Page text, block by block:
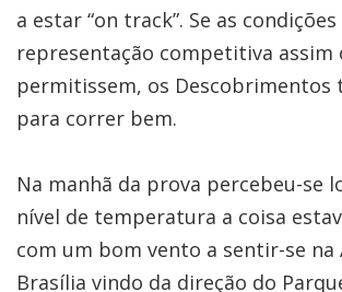
a estar “on track”. Se as condições
representação competitiva assim
permitissem, os Descobrimentos
para correr bem.
Na manhã da prova percebeu-se
nível de temperatura a coisa
com um bom vento a sentir-se na
Brasília vindo da direção do